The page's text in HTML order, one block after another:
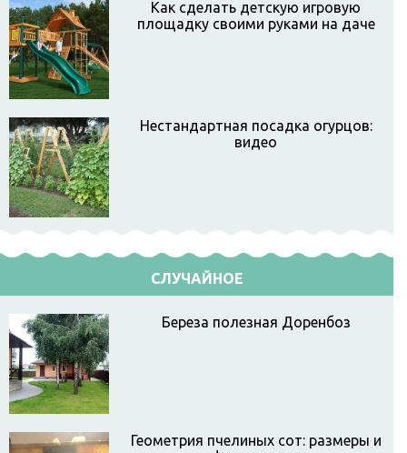
Как сделать детскую игровую
площадку своими руками на даче
Нестандартная посадка огурцов:
видео
СЛУЧАЙНОЕ
Береза полезная Доренбоз
Геометрия пчелиных сот: размеры и